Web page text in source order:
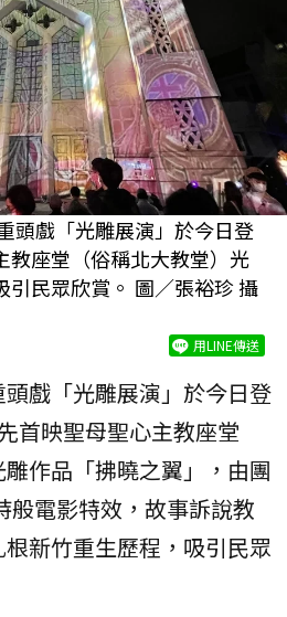
頭戲「光雕展演」於今日登
教座堂（俗稱北大教堂）光
引民眾欣賞。 圖／張裕珍 攝
用LINE傳送
戲「光雕展演」於今日登
首映聖母聖心主教座堂
雕作品「拂曉之翼」，由團
般電影特效，故事訴說教
新竹重生歷程，吸引民眾